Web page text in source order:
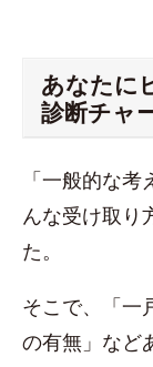
あなたに
診断チャ
「一般的な
んな受け取り
た。
そこで、「一
の有無」など